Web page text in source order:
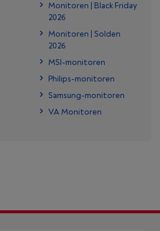
Monitoren | Black Friday
2026
Monitoren | Solden
2026
MSI-monitoren
Philips-monitoren
Samsung-monitoren
VA Monitoren